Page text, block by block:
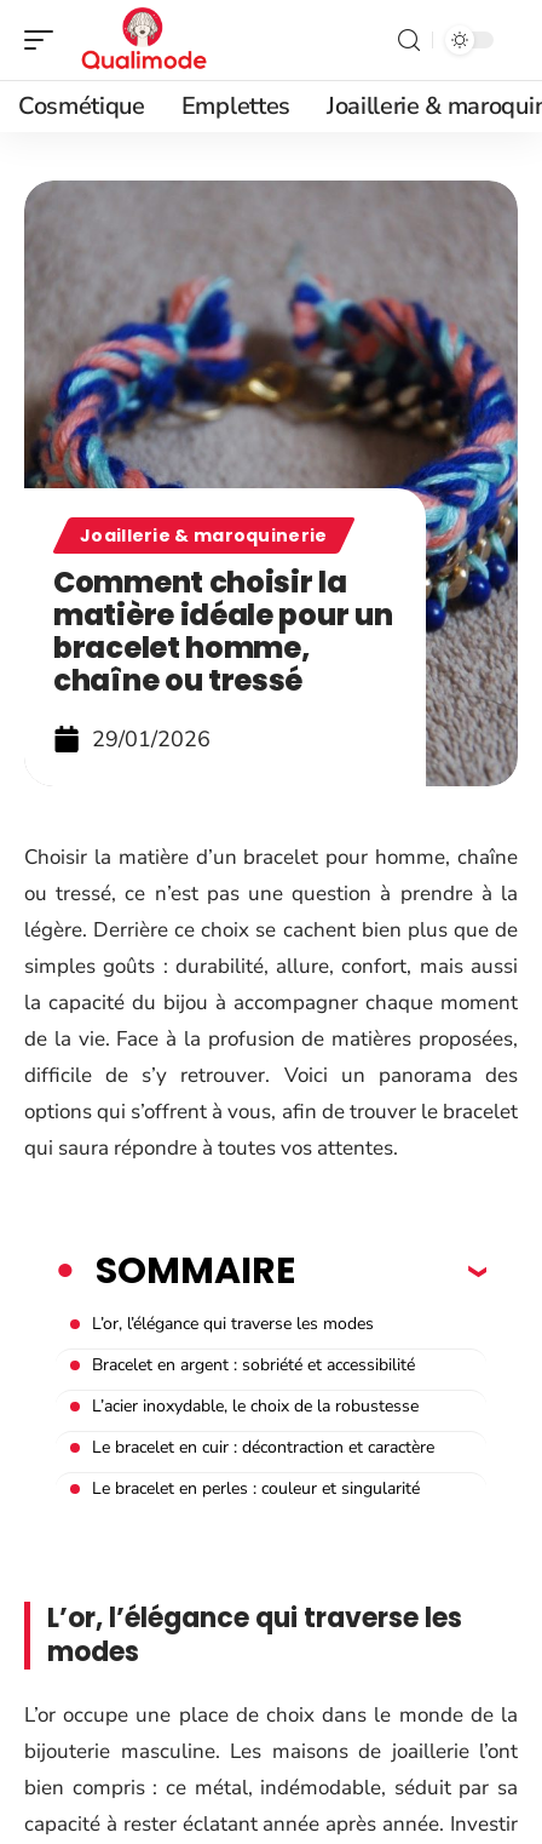
Cosmétique Emplettes Joaillerie &
Joaillerie & maroquinerie
Comment choisir la
matière idéale pour un
bracelet homme,
chaîne ou tressé
29/01/2026
Choisir la matière d’un bracelet pour homme, chaîne
ou tressé, ce n’est pas une question à prendre à la
légère. Derrière ce choix se cachent bien plus que de
simples goûts : durabilité, allure, confort, mais aussi
la capacité du bijou à accompagner chaque moment
de la vie. Face à la profusion de matières proposées,
difficile de s’y retrouver. Voici un panorama des
options qui s’offrent à vous, afin de trouver le bracelet
qui saura répondre à toutes vos attentes.
SOMMAIRE
L’or, l’élégance qui traverse les modes
Bracelet en argent : sobriété et accessibilité
L’acier inoxydable, le choix de la robustesse
Le bracelet en cuir : décontraction et caractère
Le bracelet en perles : couleur et singularité
L’or, l’élégance qui traverse les
modes
L’or occupe une place de choix dans le monde de la
bijouterie masculine. Les maisons de joaillerie l’ont
bien compris : ce métal, indémodable, séduit par sa
capacité à rester éclatant année après année. Investir